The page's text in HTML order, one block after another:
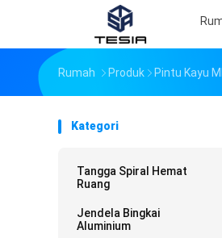
Rumah Produk Pintu Kayu
Kategori
Tangga Spiral Hemat
Ruang
Jendela Bingkai
Aluminium